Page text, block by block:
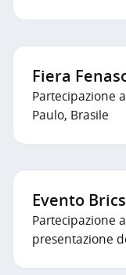
Fiera
Partecipazione
Paulo, Brasile
Evento
Partecipazione
presentazione